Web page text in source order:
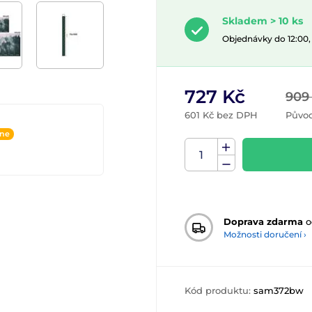
Skladem > 10 ks
Objednávky do
909
727 Kč
601 Kč bez DPH
Doprava zdarma
Možnosti doručení ›
Kód produktu: sam372bw